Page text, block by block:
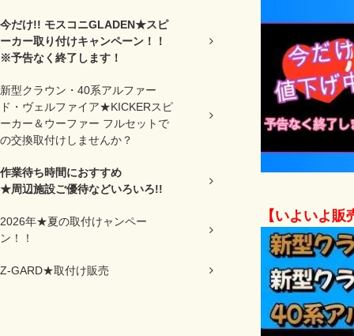
今だけ!! モスコニGLADEN★スピ
ーカー取り付けキャンペーン！！
※予告なく終了します！
新型クラウン・40系アルファー
ド・ヴェルファイア★KICKERスピ
ーカー＆ウーファー フルセットで
の交換取付けしませんか？
作業待ち時間におすすめ
★周辺施設ご優待などいろいろ!!
2026年★夏の取付けャンペー
ン！！
Z-GARD★取付け販売
【いよいよ